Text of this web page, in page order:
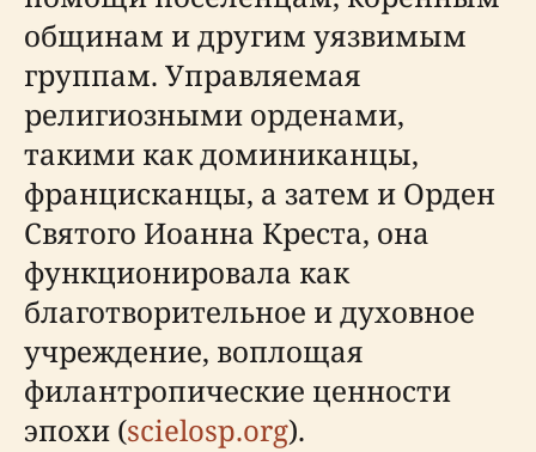
общинам и другим уязвимым
группам. Управляемая
религиозными орденами,
такими как доминиканцы,
францисканцы, а затем и Орден
Святого Иоанна Креста, она
функционировала как
благотворительное и духовное
учреждение, воплощая
филантропические ценности
эпохи (scielosp.org).